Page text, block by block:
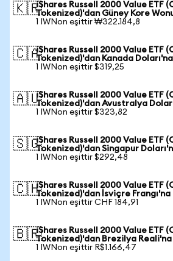
🇰🇷iShares Russell 2000 Value ETF
Tokenized)'dan Güney Kore
1 IWNon eşittir ₩322.184,8
🇨🇦iShares Russell 2000 Value ETF
Tokenized)'dan Kanada Doları'na
1 IWNon eşittir $319,25
🇦🇺iShares Russell 2000 Value ETF
Tokenized)'dan Avustralya
1 IWNon eşittir $323,82
🇸🇬iShares Russell 2000 Value ETF
Tokenized)'dan Singapur
1 IWNon eşittir $292,48
🇨🇭iShares Russell 2000 Value ETF
Tokenized)'dan İsviçre Frangı'na
1 IWNon eşittir CHF 184,91
🇧🇷iShares Russell 2000 Value ETF
Tokenized)'dan Brezilya Reali'na
1 IWNon eşittir R$1.166,47